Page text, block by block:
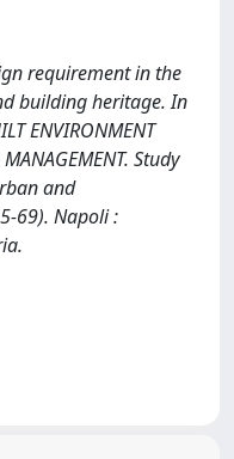
requirement in the
building heritage. In
ENVIRONMENT
MANAGEMENT. Study
and
69). Napoli :